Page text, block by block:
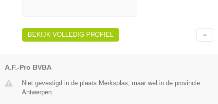
BEKIJK VOLLEDIG PROFIEL
A.F.-Pro BVBA
Niet gevestigd in de plaats Merksplas, maar wel in de provincie
Antwerpen.